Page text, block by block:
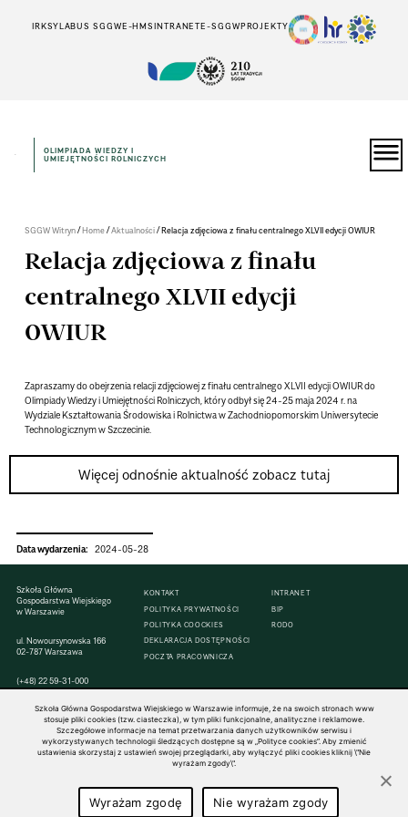
IRKSYLABUS SGGWE-HMSINTRANETE-SGGWPROJEKTY
OLIMPIADA WIEDZY I
UMIEJĘTNOŚCI ROLNICZYCH
SGGW Witryn/Home/Aktualności/Relacja zdjęciowa z finału centralnego XLVII edycji OWIUR
Relacja zdjęciowa z finału
centralnego XLVII edycji
OWIUR
Zapraszamy do obejrzenia relacji zdjęciowej z finału centralnego XLVII edycji OWIUR do
Olimpiady Wiedzy i Umiejętności Rolniczych, który odbył się 24-25 maja 2024 r. na
Wydziale Kształtowania Środowiska i Rolnictwa w Zachodniopomorskim Uniwersytecie
Technologicznym w Szczecinie.
Więcej odnośnie aktualność zobacz tutaj
Data wydarzenia: 2024-05-28
Szkoła Główna
Gospodarstwa Wiejskiego
w Warszawie
ul. Nowoursynowska 166
02-787 Warszawa
(+48) 22 59-31-000
KONTAKT
POLITYKA PRYWATNOŚCI
POLITYKA COOCKIES
DEKLARACJA DOSTĘPNOŚCI
POCZTA PRACOWNICZA
INTRANET
BIP
RODO
© 1816–2026 SGGW — ALL RIGHTS RESERVED
Szkoła Główna Gospodarstwa Wiejskiego w Warszawie informuje, że na swoich stronach www
stosuje pliki cookies (tzw. ciasteczka), w tym pliki funkcjonalne, analityczne i reklamowe.
Szczegółowe informacje na temat przetwarzania danych użytkowników serwisu i
wykorzystywanych technologii śledzących dostępne są w „Polityce cookies”. Aby zmienić
ustawienia skorzystaj z ustawień swojej przeglądarki, aby wyłączyć pliki cookies kliknij \"Nie
wyrażam zgody\".
Wyrażam zgodę Nie wyrażam zgody